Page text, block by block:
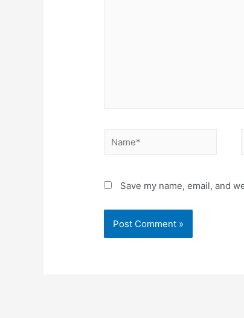
Name*
Save my name, email, and